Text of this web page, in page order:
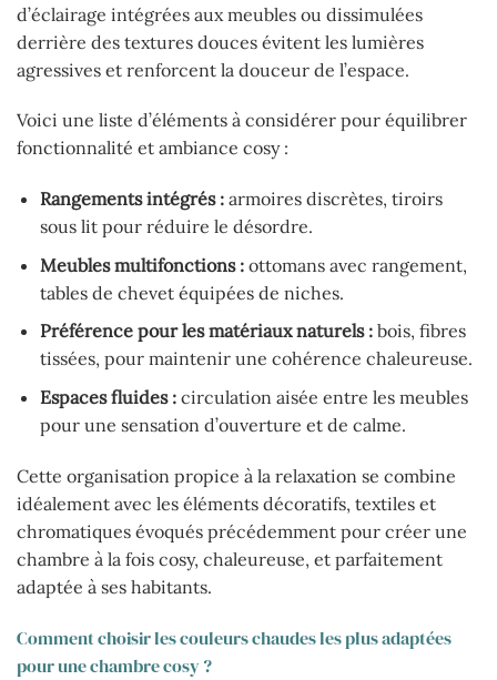
d’éclairage intégrées aux meubles ou dissimulées
derrière des textures douces évitent les lumières
agressives et renforcent la douceur de l’espace.
Voici une liste d’éléments à considérer pour équilibrer
fonctionnalité et ambiance cosy :
Rangements intégrés :armoires discrètes, tiroirs
sous lit pour réduire le désordre.
Meubles multifonctions :ottomans avec rangement,
tables de chevet équipées de niches.
Préférence pour les matériaux naturels :bois, fibres
tissées, pour maintenir une cohérence chaleureuse.
Espaces fluides :circulation aisée entre les meubles
pour une sensation d’ouverture et de calme.
Cette organisation propice à la relaxation se combine
idéalement avec les éléments décoratifs, textiles et
chromatiques évoqués précédemment pour créer une
chambre à la fois cosy, chaleureuse, et parfaitement
adaptée à ses habitants.
Comment choisir les couleurs chaudes les plus adaptées
pour une chambre cosy ?